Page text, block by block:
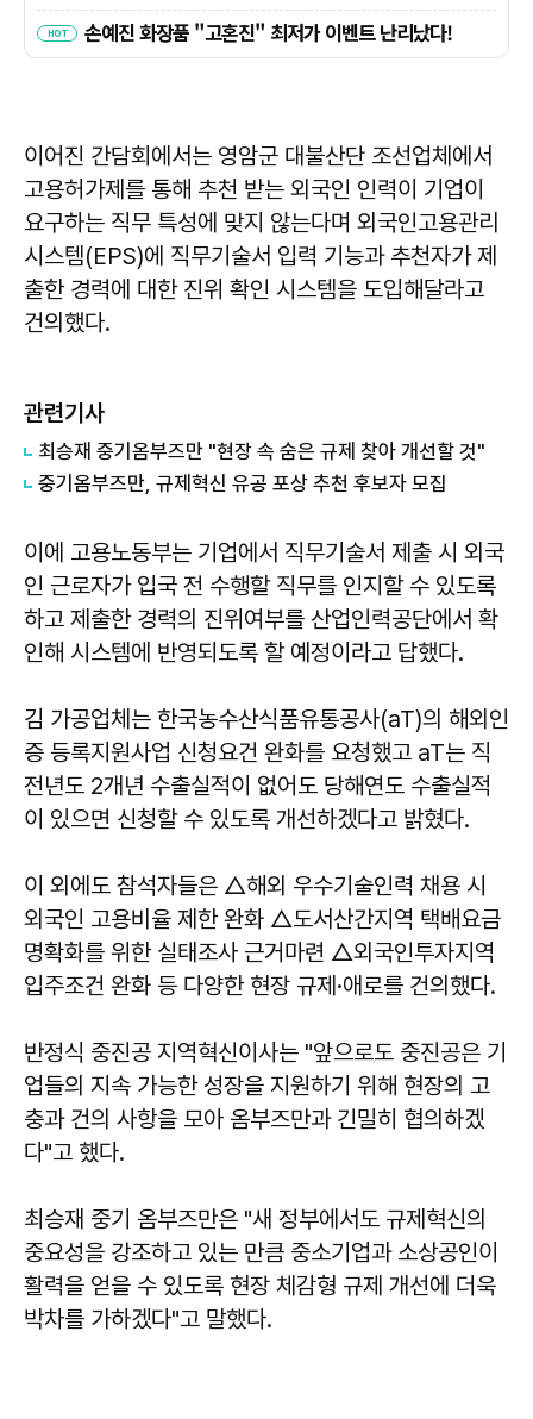
이어진 간담회에서는 영암군 대불산단 조선업체에서
고용허가제를 통해 추천 받는 외국인 인력이 기업이
요구하는 직무 특성에 맞지 않는다며 외국인고용관리
시스템(EPS)에 직무기술서 입력 기능과 추천자가 제
출한 경력에 대한 진위 확인 시스템을 도입해달라고
건의했다.
관련기사
최승재 중기옴부즈만 "현장 속 숨은 규제 찾아 개선할 것"
​​​​​​​중기옴부즈만, 규제혁신 유공 포상 추천 후보자 모집
이에 고용노동부는 기업에서 직무기술서 제출 시 외국
인 근로자가 입국 전 수행할 직무를 인지할 수 있도록
하고 제출한 경력의 진위여부를 산업인력공단에서 확
인해 시스템에 반영되도록 할 예정이라고 답했다.
김 가공업체는 한국농수산식품유통공사(aT)의 해외인
증 등록지원사업 신청요건 완화를 요청했고 aT는 직
전년도 2개년 수출실적이 없어도 당해연도 수출실적
이 있으면 신청할 수 있도록 개선하겠다고 밝혔다.
이 외에도 참석자들은 △해외 우수기술인력 채용 시
외국인 고용비율 제한 완화 △도서산간지역 택배요금
명확화를 위한 실태조사 근거마련 △외국인투자지역
입주조건 완화 등 다양한 현장 규제·애로를 건의했다.
반정식 중진공 지역혁신이사는 "앞으로도 중진공은 기
업들의 지속 가능한 성장을 지원하기 위해 현장의 고
충과 건의 사항을 모아 옴부즈만과 긴밀히 협의하겠
다"고 했다.
최승재 중기 옴부즈만은 "새 정부에서도 규제혁신의
중요성을 강조하고 있는 만큼 중소기업과 소상공인이
활력을 얻을 수 있도록 현장 체감형 규제 개선에 더욱
박차를 가하겠다"고 말했다.